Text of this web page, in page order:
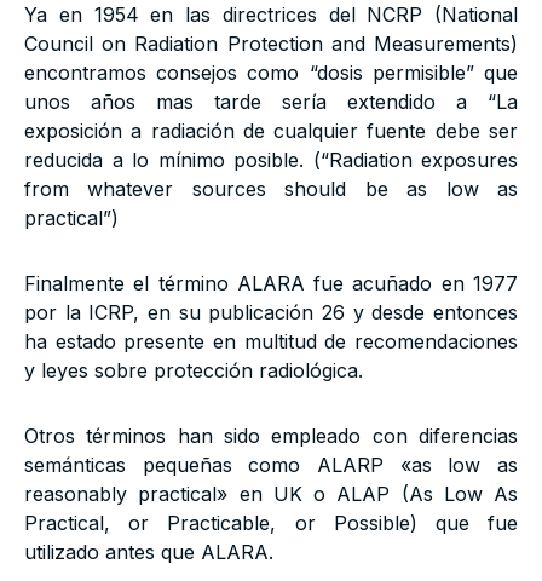
Ya en 1954 en las directrices del NCRP (National
Council on Radiation Protection and Measurements)
encontramos consejos como “dosis permisible” que
unos años mas tarde sería extendido a “La
exposición a radiación de cualquier fuente debe ser
reducida a lo mínimo posible. (“Radiation exposures
from whatever sources should be as low as
practical”)
Finalmente el término ALARA fue acuñado en 1977
por la ICRP, en su publicación 26 y desde entonces
ha estado presente en multitud de recomendaciones
y leyes sobre protección radiológica.
Otros términos han sido empleado con diferencias
semánticas pequeñas como ALARP «as low as
reasonably practical» en UK o ALAP (As Low As
Practical, or Practicable, or Possible) que fue
utilizado antes que ALARA.